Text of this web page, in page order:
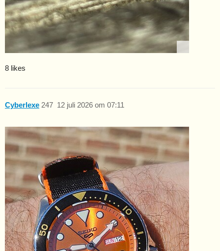
8 likes
Cyberlexe 12 juli 2026 om 07:11
247